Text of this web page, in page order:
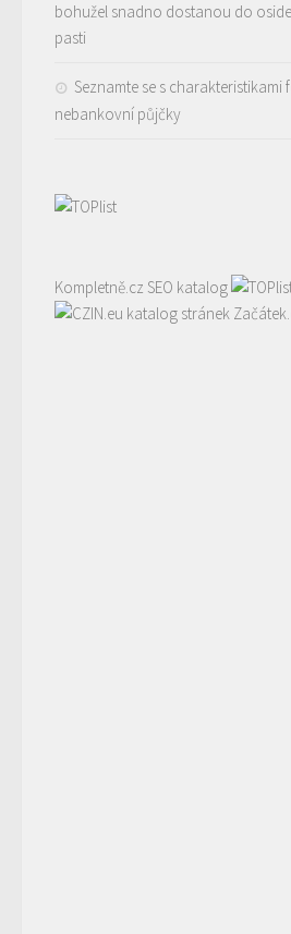
bohužel snadno dostanou do
pasti
Seznamte se s charakteristikami
nebankovní půjčky
Kompletně.cz SEO katalog
katalog stránek